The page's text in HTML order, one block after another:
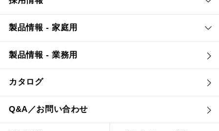
製品情報 - 家庭用
製品情報 - 業務用
カタログ
Q&A／お問い合わせ